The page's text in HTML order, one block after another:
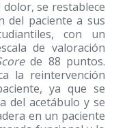
se restablece
del paciente a sus
con un
de valoración
de 88 puntos.
la reintervención
ya que se
del acetábulo y se
en un paciente